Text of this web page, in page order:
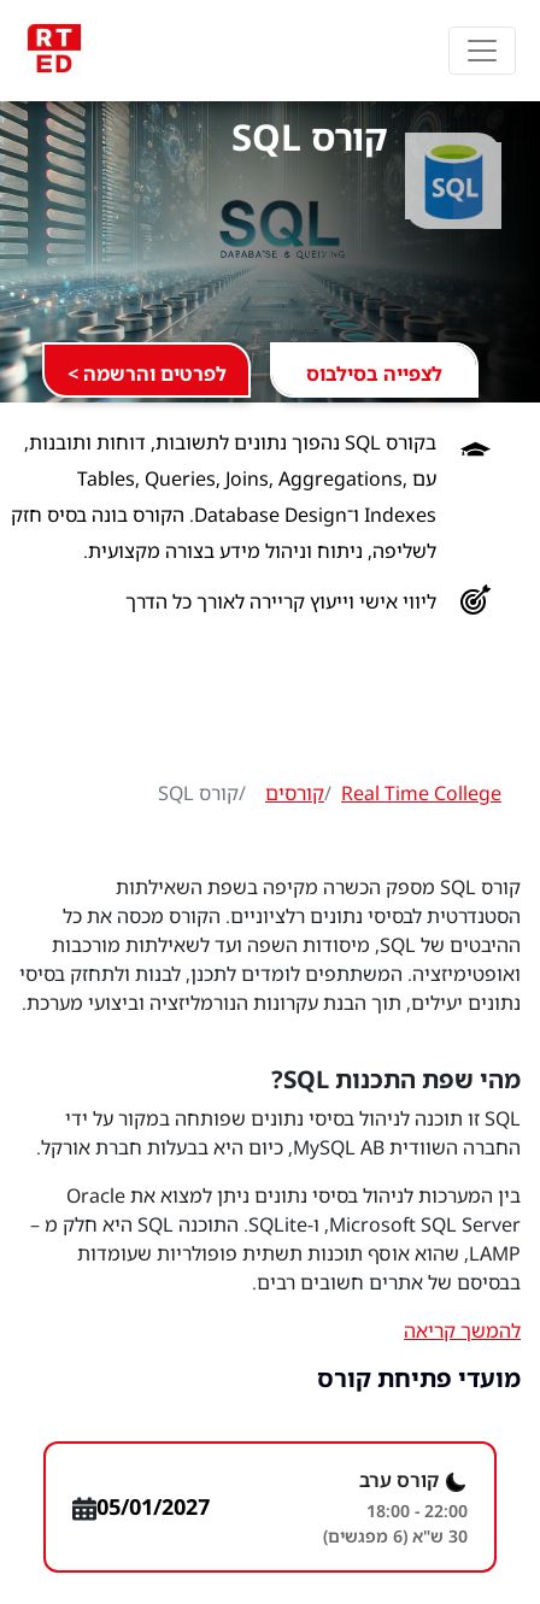
קורס SQL
בקורס SQL נהפוך נתונים לתשובות, דוחות ותובנות,
עם Tables, Queries, Joins, Aggregations,
Indexes ו־Database Design. הקורס בונה בסיס חזק
לשליפה, ניתוח וניהול מידע בצורה מקצועית.
ליווי אישי וייעוץ קריירה לאורך כל הדרך
לצפייה בסילבוס לפרטים והרשמה >
Real Time College קורסים קורס SQL
קורס SQL מספק הכשרה מקיפה בשפת השאילתות
הסטנדרטית לבסיסי נתונים רלציוניים. הקורס מכסה את כל
ההיבטים של SQL, מיסודות השפה ועד לשאילתות מורכבות
ואופטימיזציה. המשתתפים לומדים לתכנן, לבנות ולתחזק בסיסי
נתונים יעילים, תוך הבנת עקרונות הנורמליזציה וביצועי מערכת.
מהי שפת התכנות SQL?
SQL זו תוכנה לניהול בסיסי נתונים שפותחה במקור על ידי
החברה השוודית MySQL AB, כיום היא בבעלות חברת אורקל.
בין המערכות לניהול בסיסי נתונים ניתן למצוא את Oracle
,Microsoft SQL Server ו-SQLite. התוכנה SQL היא חלק מ –
LAMP, שהוא אוסף תוכנות תשתית פופולריות שעומדות
בבסיסם של אתרים חשובים רבים.
להמשך קריאה
מועדי פתיחת קורס
קורס ערב
18:00 - 22:00
30 ש"א (6 מפגשים)
05/01/2027